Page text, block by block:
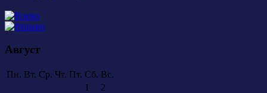
Август
Пн. Вт. Ср. Чт. Пт. Сб. Вс.
1
2